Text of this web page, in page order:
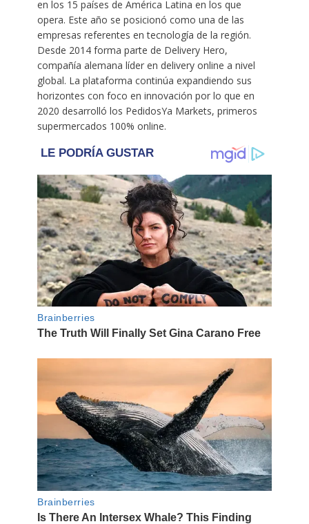
en los 15 países de América Latina en los que
opera. Este año se posicionó como una de las
empresas referentes en tecnología de la región.
Desde 2014 forma parte de Delivery Hero,
compañía alemana líder en delivery online a nivel
global. La plataforma continúa expandiendo sus
horizontes con foco en innovación por lo que en
2020 desarrolló los PedidosYa Markets, primeros
supermercados 100% online.